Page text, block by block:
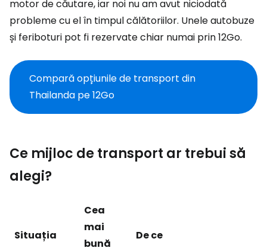
motor de căutare, iar noi nu am avut niciodată
probleme cu el în timpul călătoriilor. Unele autobuze
și feriboturi pot fi rezervate chiar numai prin 12Go.
Compară opțiunile de transport din
Thailanda pe 12Go
Ce mijloc de transport ar trebui să
alegi?
Situația
Cea
mai
bună
De ce